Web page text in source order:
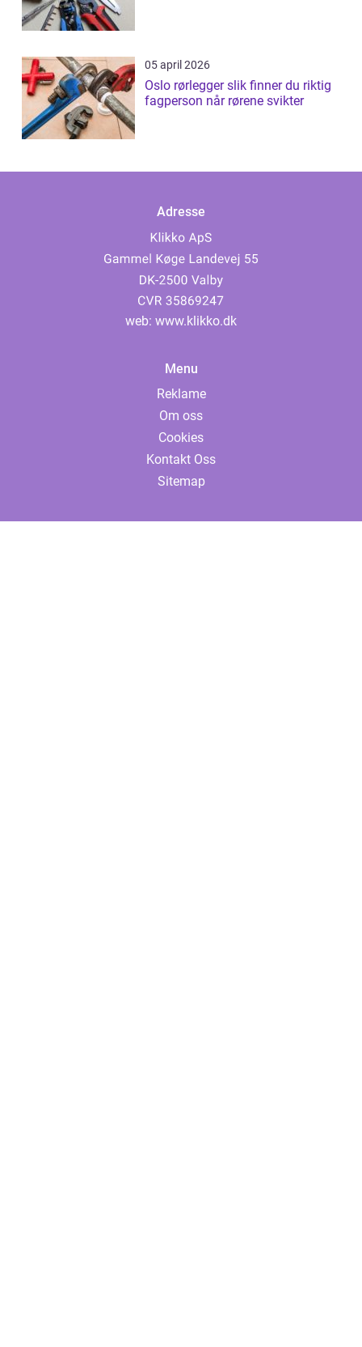
05 april 2026
Oslo rørlegger slik finner du riktig
fagperson når rørene svikter
Adresse
web: www.klikko.dk
Menu
Reklame
Om oss
Cookies
Kontakt Oss
Sitemap